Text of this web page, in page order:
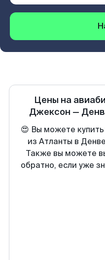
Цены на
Джексон —
😍 Вы можете
из Атланты в
Также вы можете
обратно, если уже